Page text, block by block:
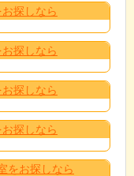
探しなら
探しなら
探しなら
探しなら
をお探しなら